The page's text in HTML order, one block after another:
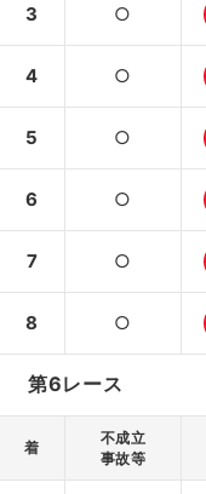
3 ○
4 ○
5 ○
6 ○
7 ○
8 ○
第6レース
着
不成立
事故等